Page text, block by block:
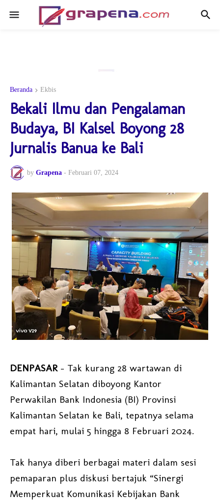
Beranda Ekbis
Bekali Ilmu dan Pengalaman
Budaya, BI Kalsel Boyong 28
Jurnalis Banua ke Bali
by Grapena - Februari 07, 2024
DENPASAR – Tak kurang 28 wartawan di
Kalimantan Selatan diboyong Kantor
Perwakilan Bank Indonesia (BI) Provinsi
Kalimantan Selatan ke Bali, tepatnya selama
empat hari, mulai 5 hingga 8 Februari 2024.
Tak hanya diberi berbagai materi dalam sesi
pemaparan plus diskusi bertajuk “Sinergi
Memperkuat Komunikasi Kebijakan Bank